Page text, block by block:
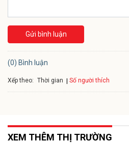
Gửi bình luận
(0) Bình luận
Xếp theo: Thời gian Số người thích
XEM THÊM THỊ TRƯỜNG